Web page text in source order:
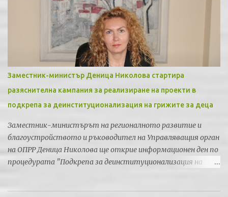
Заместник-министър Деница Николова стартира
разяснителна кампания за реализиране на проекти в
подкрепа за деинституционализация на грижите за деца
Заместник-министърът на регионалното развитие и
благоустройството и ръководител на Управляващия орган
на ОПРР Деница Николова ще открие информационен ден по
процедурата "Подкрепа за деинституционализация на